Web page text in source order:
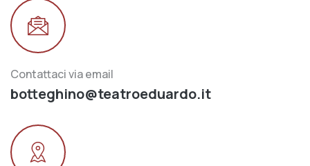
Contattaci via email
botteghino@teatroeduardo.it